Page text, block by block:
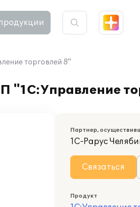
торговлей 8"
"1С:Управление
Партнер,
1С-Рарус
Связаться
Продукт